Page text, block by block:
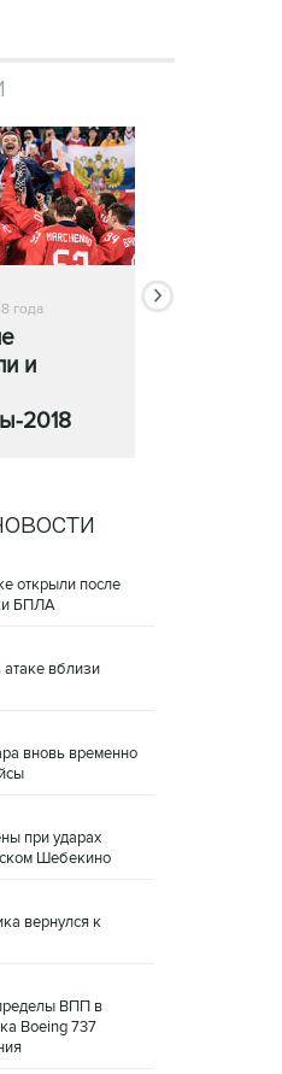
года
и
2018
13 фото
25 февраля 2018
открыли после
БПЛА
атаке вблизи
вновь временно
при ударах
Шебекино
вернулся к
ВПП в
Boeing 737